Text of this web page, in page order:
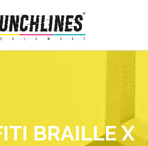
BRAILLE X